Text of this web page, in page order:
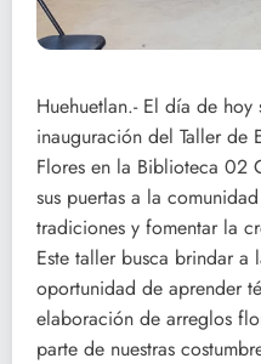
Huehuetlan.- El día de
inauguración del Taller de
Flores en la Biblioteca 02
sus puertas a la
tradiciones y fomentar la
Este taller busca brindar a
oportunidad de aprender
elaboración de arreglos
parte de nuestras